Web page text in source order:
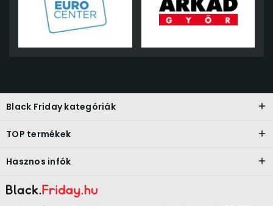
Black Friday kategóriák
TOP termékek
Hasznos infók